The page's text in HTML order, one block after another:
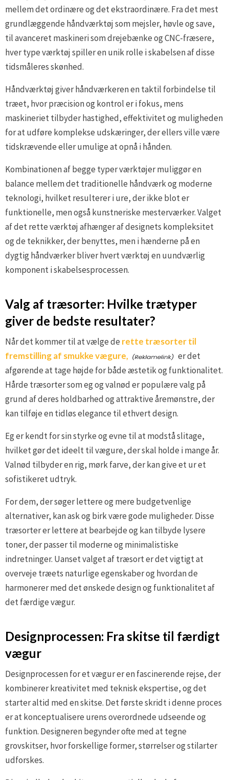
mellem det ordinære og det ekstraordinære. Fra det mest
grundlæggende håndværktøj som mejsler, høvle og save,
til avanceret maskineri som drejebænke og CNC-fræsere,
hver type værktøj spiller en unik rolle i skabelsen af disse
tidsmåleres skønhed.
Håndværktøj giver håndværkeren en taktil forbindelse til
træet, hvor præcision og kontrol er i fokus, mens
maskineriet tilbyder hastighed, effektivitet og muligheden
for at udføre komplekse udskæringer, der ellers ville være
tidskrævende eller umulige at opnå i hånden.
Kombinationen af begge typer værktøjer muliggør en
balance mellem det traditionelle håndværk og moderne
teknologi, hvilket resulterer i ure, der ikke blot er
funktionelle, men også kunstneriske mesterværker. Valget
af det rette værktøj afhænger af designets kompleksitet
og de teknikker, der benyttes, men i hænderne på en
dygtig håndværker bliver hvert værktøj en uundværlig
komponent i skabelsesprocessen.
Valg af træsorter: Hvilke trætyper
giver de bedste resultater?
Når det kommer til at vælge de rette træsorter til
fremstilling af smukke vægure,
er det
afgørende at tage højde for både æstetik og funktionalitet.
Hårde træsorter som eg og valnød er populære valg på
grund af deres holdbarhed og attraktive åremønstre, der
kan tilføje en tidløs elegance til ethvert design.
Eg er kendt for sin styrke og evne til at modstå slitage,
hvilket gør det ideelt til vægure, der skal holde i mange år.
Valnød tilbyder en rig, mørk farve, der kan give et ur et
sofistikeret udtryk.
For dem, der søger lettere og mere budgetvenlige
alternativer, kan ask og birk være gode muligheder. Disse
træsorter er lettere at bearbejde og kan tilbyde lysere
toner, der passer til moderne og minimalistiske
indretninger. Uanset valget af træsort er det vigtigt at
overveje træets naturlige egenskaber og hvordan de
harmonerer med det ønskede design og funktionalitet af
det færdige vægur.
Designprocessen: Fra skitse til færdigt
vægur
Designprocessen for et vægur er en fascinerende rejse, der
kombinerer kreativitet med teknisk ekspertise, og det
starter altid med en skitse. Det første skridt i denne proces
er at konceptualisere urens overordnede udseende og
funktion. Designeren begynder ofte med at tegne
grovskitser, hvor forskellige former, størrelser og stilarter
udforskes.